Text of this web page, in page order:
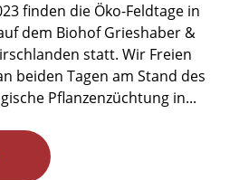
finden die Öko-Feldtage in
dem Biohof Grieshaber &
statt. Wir Freien
beiden Tagen am Stand des
Pflanzenzüchtung in...